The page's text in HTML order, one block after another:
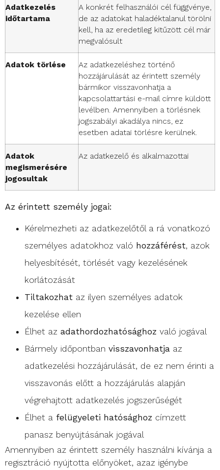
Adatkezelés
időtartama
A konkrét felhasználói cél függvénye,
de az adatokat haladéktalanul törölni
kell, ha az eredetileg kitűzött cél már
megvalósult
Adatok törlése
Az adatkezeléshez történő
hozzájárulását az érintett személy
bármikor visszavonhatja a
kapcsolattartási e-mail címre küldött
levélben. Amennyiben a törlésnek
jogszabályi akadálya nincs, ez
esetben adatai törlésre kerülnek.
Adatok
megismerésére
jogosultak
Az adatkezelő és alkalmazottai
Az érintett személy jogai:
Kérelmezheti az adatkezelőtől a rá vonatkozó
személyes adatokhoz való hozzáférést, azok
helyesbítését, törlését vagy kezelésének
korlátozását
Tiltakozhat az ilyen személyes adatok
kezelése ellen
Élhet az adathordozhatósághoz való jogával
Bármely időpontban visszavonhatja az
adatkezelési hozzájárulását, de ez nem érinti a
visszavonás előtt a hozzájárulás alapján
végrehajtott adatkezelés jogszerűségét
Élhet a felügyeleti hatósághoz címzett
panasz benyújtásának jogával
Amennyiben az érintett személy használni kívánja a
regisztráció nyújtotta előnyöket, azaz igénybe